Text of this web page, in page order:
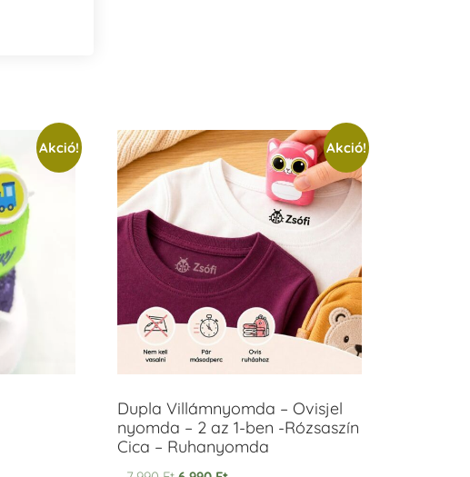
Akció! Akció!
Dupla Villámnyomda – Ovisjel
nyomda – 2 az 1-ben -Rózsaszín
Cica – Ruhanyomda